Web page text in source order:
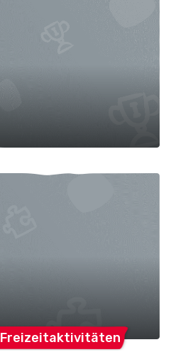
Freizeitaktivitäten